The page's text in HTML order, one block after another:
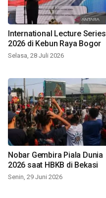
International Lecture Series
2026 di Kebun Raya Bogor
Selasa, 28 Juli 2026
Nobar Gembira Piala Dunia
2026 saat HBKB di Bekasi
Senin, 29 Juni 2026